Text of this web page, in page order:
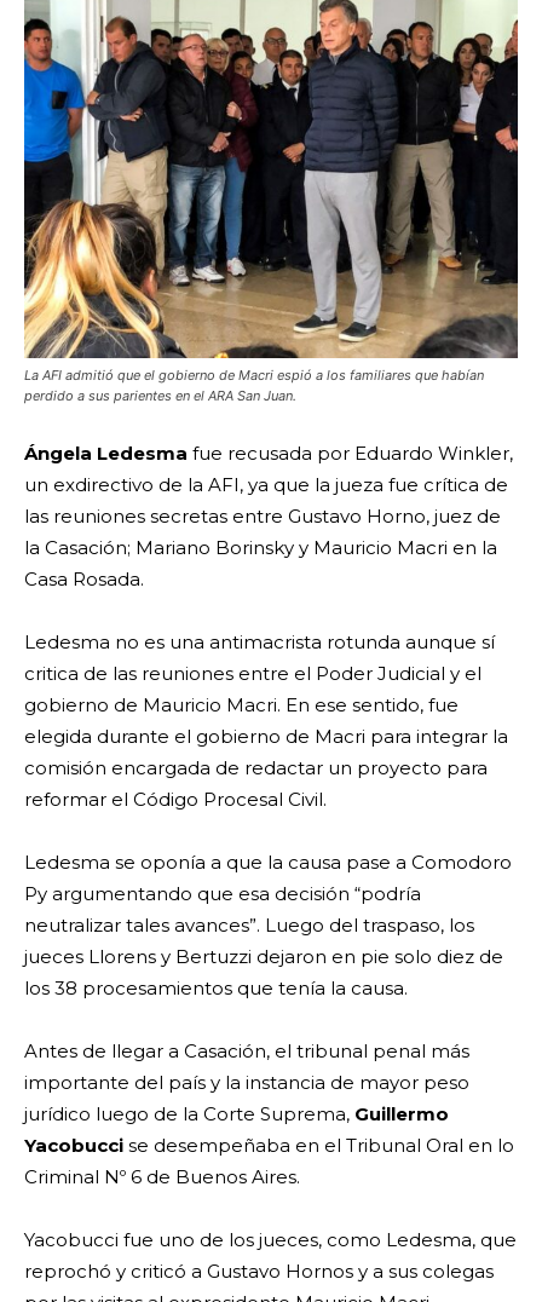
La AFI admitió que el gobierno de Macri espió a los familiares que habían
perdido a sus parientes en el ARA San Juan.
Ángela Ledesma fue recusada por Eduardo Winkler,
un exdirectivo de la AFI, ya que la jueza fue crítica de
las reuniones secretas entre Gustavo Horno, juez de
la Casación; Mariano Borinsky y Mauricio Macri en la
Casa Rosada.
Ledesma no es una antimacrista rotunda aunque sí
critica de las reuniones entre el Poder Judicial y el
gobierno de Mauricio Macri. En ese sentido, fue
elegida durante el gobierno de Macri para integrar la
comisión encargada de redactar un proyecto para
reformar el Código Procesal Civil.
Ledesma se oponía a que la causa pase a Comodoro
Py argumentando que esa decisión “podría
neutralizar tales avances”. Luego del traspaso, los
jueces Llorens y Bertuzzi dejaron en pie solo diez de
los 38 procesamientos que tenía la causa.
Antes de llegar a Casación, el tribunal penal más
importante del país y la instancia de mayor peso
jurídico luego de la Corte Suprema, Guillermo
Yacobucci se desempeñaba en el Tribunal Oral en lo
Criminal Nº 6 de Buenos Aires.
Yacobucci fue uno de los jueces, como Ledesma, que
reprochó y criticó a Gustavo Hornos y a sus colegas